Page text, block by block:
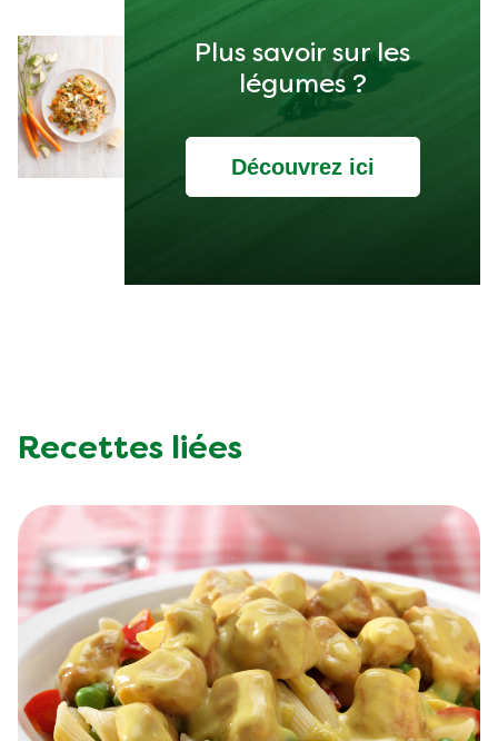
Plus savoir sur les
légumes ?
Découvrez ici
Recettes liées